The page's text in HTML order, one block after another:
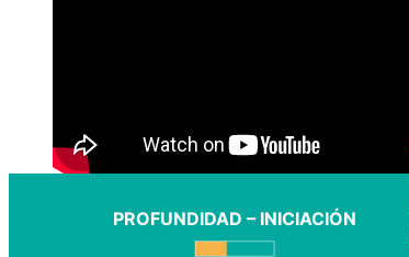
PROFUNDIDAD – INICIACIÓN